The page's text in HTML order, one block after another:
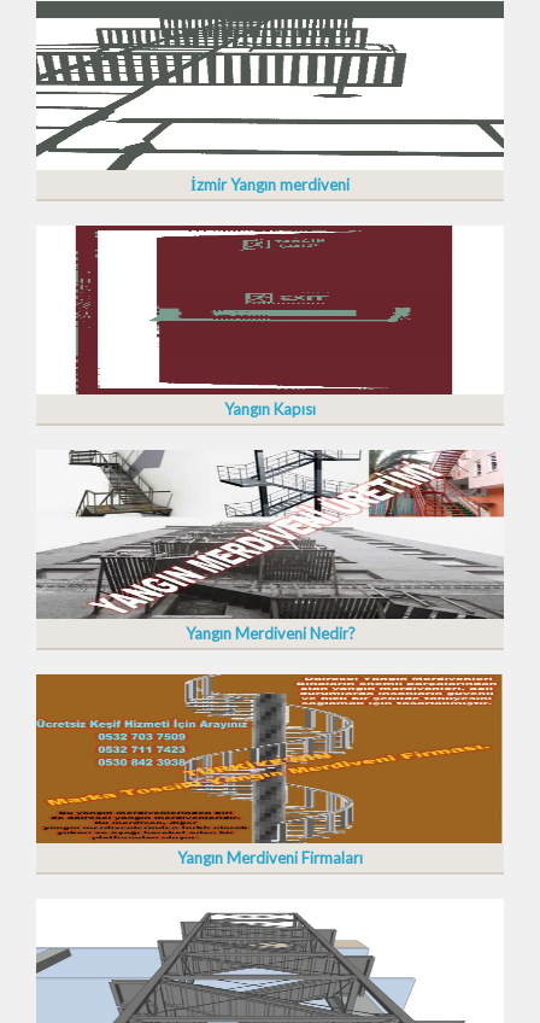
İzmir Yangın merdiveni
Yangın Kapısı
Yangın Merdiveni Nedir?
Yangın Merdiveni Firmaları